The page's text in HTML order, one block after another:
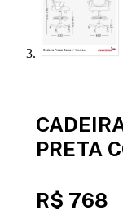
PRETA
R$ 768